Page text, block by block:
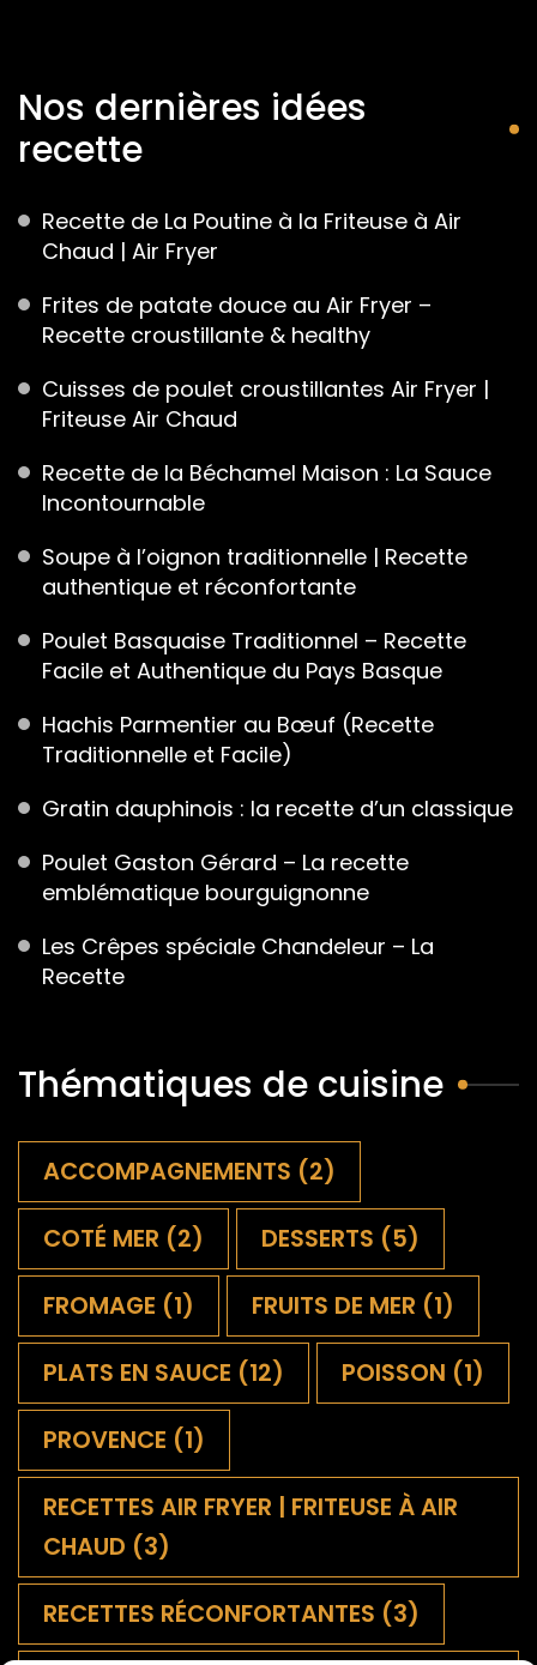
Nos dernières idées
recette
Recette de La Poutine à la Friteuse à Air
Chaud | Air Fryer
Frites de patate douce au Air Fryer –
Recette croustillante & healthy
Cuisses de poulet croustillantes Air Fryer |
Friteuse Air Chaud
Recette de la Béchamel Maison : La Sauce
Incontournable
Soupe à l’oignon traditionnelle | Recette
authentique et réconfortante
Poulet Basquaise Traditionnel – Recette
Facile et Authentique du Pays Basque
Hachis Parmentier au Bœuf (Recette
Traditionnelle et Facile)
Gratin dauphinois : la recette d’un classique
Poulet Gaston Gérard – La recette
emblématique bourguignonne
Les Crêpes spéciale Chandeleur – La
Recette
Thématiques de cuisine
ACCOMPAGNEMENTS (2)
COTÉ MER (2) DESSERTS (5)
FROMAGE (1) FRUITS DE MER (1)
PLATS EN SAUCE (12) POISSON (1)
PROVENCE (1)
RECETTES AIR FRYER | FRITEUSE À AIR
CHAUD (3)
RECETTES RÉCONFORTANTES (3)